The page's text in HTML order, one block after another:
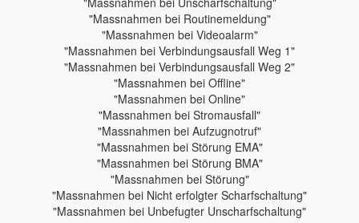
"Massnahmen bei Routinemeldung"
"Massnahmen bei Videoalarm"
"Massnahmen bei Verbindungsausfall Weg 1"
"Massnahmen bei Verbindungsausfall Weg 2"
"Massnahmen bei Offline"
"Massnahmen bei Online"
"Massnahmen bei Stromausfall"
"Massnahmen bei Aufzugnotruf"
"Massnahmen bei Störung EMA"
"Massnahmen bei Störung BMA"
"Massnahmen bei Störung"
"Massnahmen bei Nicht erfolgter Scharfschaltung"
"Massnahmen bei Unbefugter Unscharfschaltung"